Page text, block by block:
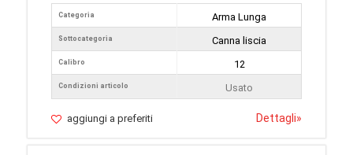
Categoria
Sottocategoria
Calibro
Condizioni articolo
Arma Lunga
Canna liscia
12
Usato
aggiungi a preferiti Dettagli»